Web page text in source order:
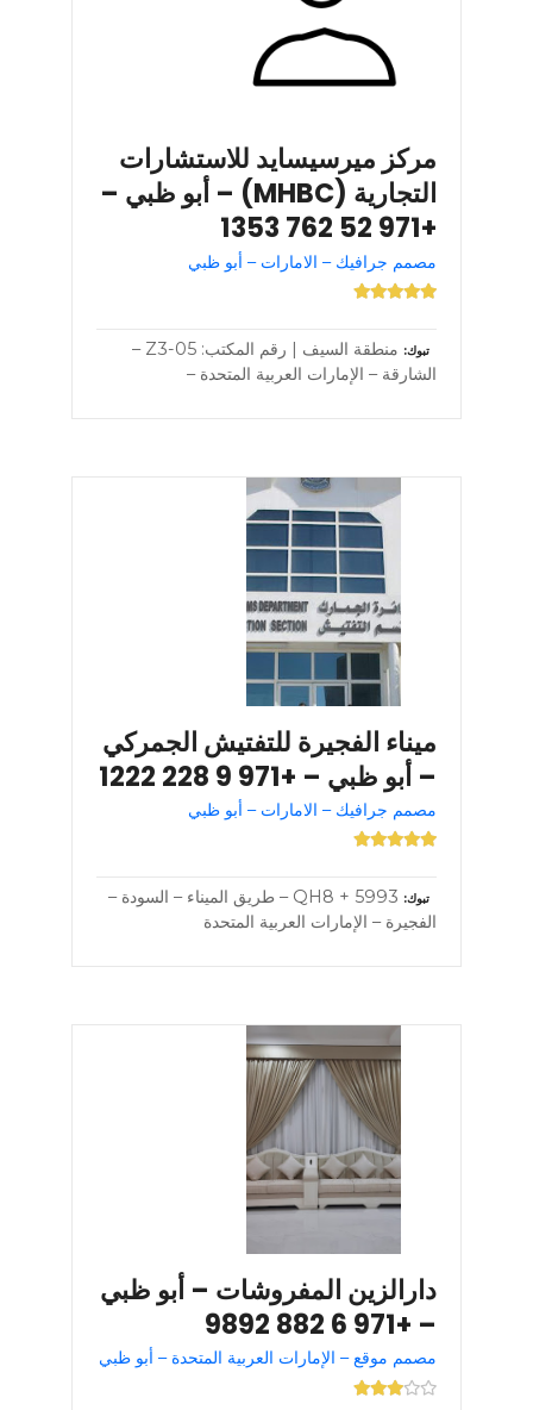
مركز ميرسيسايد للاستشارات
التجارية (MHBC) – أبو ظبي –
+971 52 762 1353
مصمم جرافيك – الامارات – أبو ظبي
تبوك
منطقة السيف | رقم المكتب: Z3-05 –
الشارقة – الإمارات العربية المتحدة –
ميناء الفجيرة للتفتيش الجمركي
– أبو ظبي – +971 9 228 1222
مصمم جرافيك – الامارات – أبو ظبي
تبوك
5993 + QH8 – طريق الميناء – السودة –
الفجيرة – الإمارات العربية المتحدة
دارالزين المفروشات – أبو ظبي
– +971 6 882 9892
مصمم موقع – الإمارات العربية المتحدة – أبو ظبي